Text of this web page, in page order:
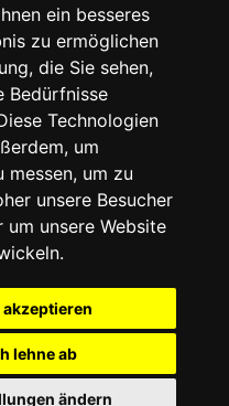
ein besseres
zu ermöglichen
die Sie sehen,
Bedürfnisse
Technologien
um
messen, um zu
unsere Besucher
um unsere Website
akzeptieren
lehne ab
ändern